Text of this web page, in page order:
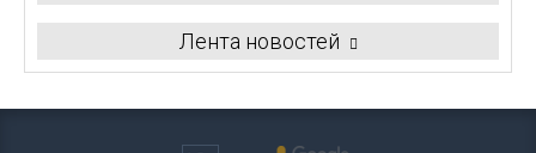
Лента новостей